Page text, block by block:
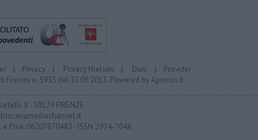
| Privacy | Privacy Nielsen | Durc | Provider
n. 5935 del 27.09.2013. Powered byAperion.it
8 - 50129 FIRENZE
P.Iva: 06207870483 - ISSN 2974-704X